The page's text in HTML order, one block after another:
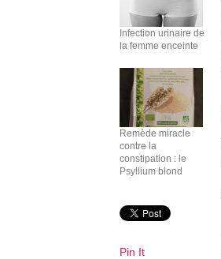
Infection urinaire de
la femme enceinte
Remède miracle
contre la
constipation : le
Psyllium blond
Pin It